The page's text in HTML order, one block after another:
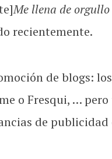
Me llena de
recientemente.
de blogs:
o Fresqui, …
de publicidad